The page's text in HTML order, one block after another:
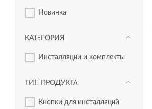
новинка
КАТЕГОРИЯ
инсталляции и комплекты
ТИП ПРОДУКТА
кнопки для инсталляций